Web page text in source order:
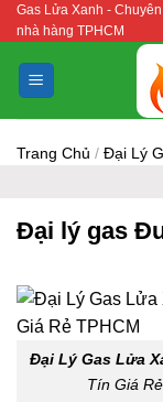
Bỏ
qua
nội
dung
Gas Lửa Xanh -
nhà hàng TPHCM
Trang Chủ / Đại Lý
Đại lý gas
Đại Lý Gas Lửa
Tín Giá